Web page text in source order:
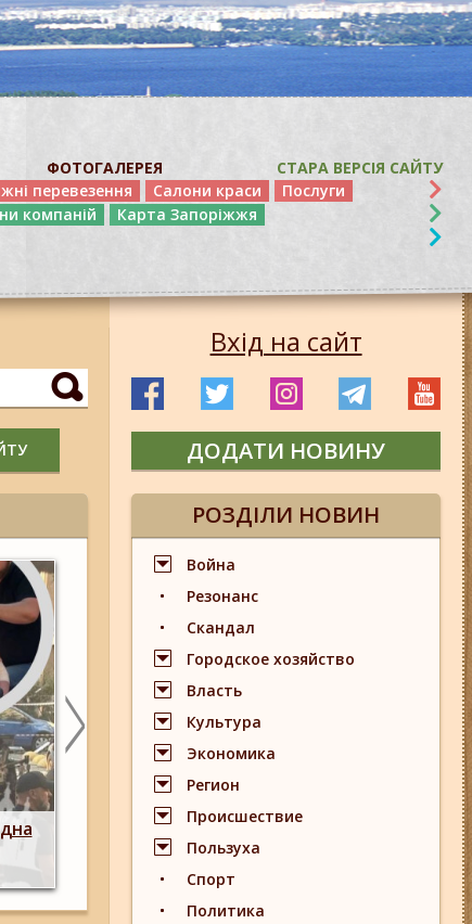
ФОТОГАЛЕРЕЯ
СТАРА ВЕРСІЯ САЙТУ
перевезення Салони краси
Послуги
компаній
Карта Запоріжжя
стріляти по своїх:
про 225-й окремий
знаходиться на
напрямку
У Запоріжжі через
тимчасово
Вхід на сайт
ДОДАТИ НОВИНУ
РОЗДІЛИ НОВИН
Война
Резонанс
Скандал
Городское хозяйство
Власть
Культура
Экономика
Регион
Происшествие
Пользуха
Спорт
Политика